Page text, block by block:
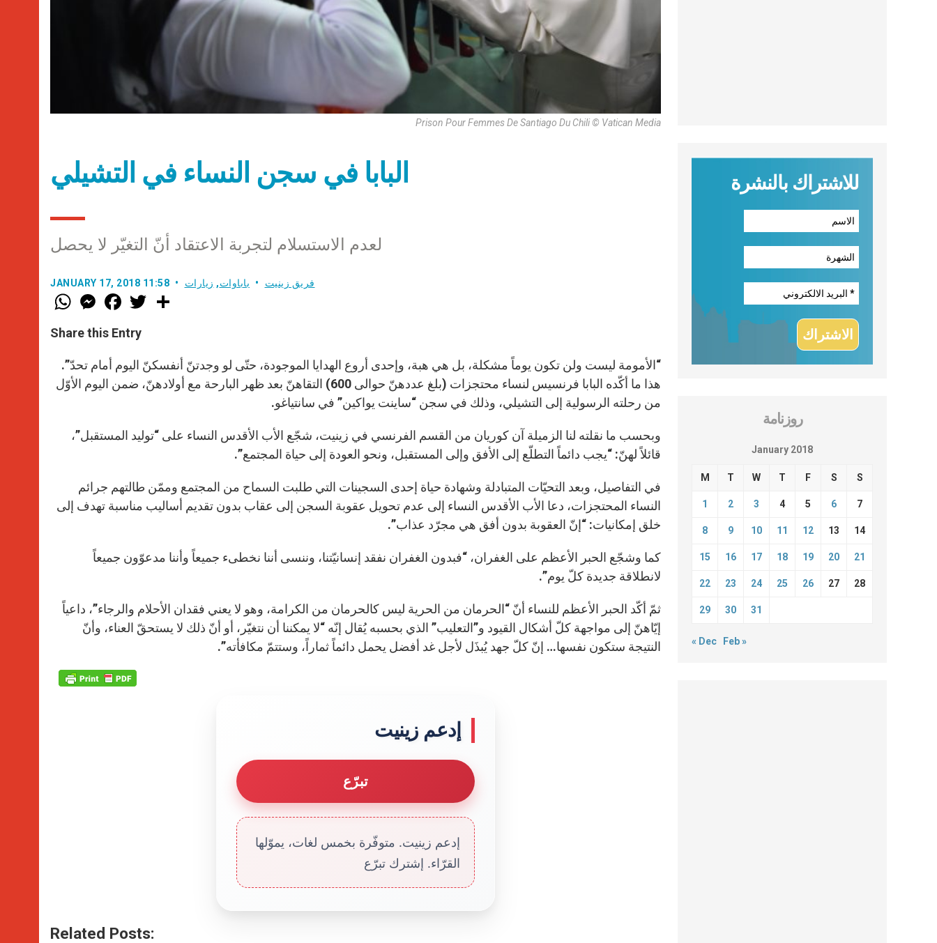
Prison Pour Femmes De Santiago Du Chili © Vatican Media
البابا في سجن النساء في التشيلي
لعدم الاستسلام لتجربة الاعتقاد أنّ التغيّر لا يحصل
JANUARY 17, 2018 11:58 فريق زينيت باباوات, زيارات
W
h
t
s
p
p
M
e
s
e
g
e
r
F
a
e
b
o
k
w
r
Share this Entry
“الأمومة ليست ولن تكون يوماً مشكلة، بل هي هبة، وإحدى أروع الهدايا الموجودة، حتّى لو وجدتنّ أنفسكنّ اليوم أمام تحدّ”.
هذا ما أكّده البابا فرنسيس لنساء محتجزات (بلغ عددهنّ حوالى 600) التقاهنّ بعد ظهر البارحة مع أولادهنّ، ضمن اليوم الأوّل
من رحلته الرسولية إلى التشيلي، وذلك في سجن “ساينت يواكين” في سانتياغو.
وبحسب ما نقلته لنا الزميلة آن كوريان من القسم الفرنسي في زينيت، شجّع الأب الأقدس النساء على “توليد المستقبل”،
قائلاً لهنّ: “يجب دائماً التطلّع إلى الأفق وإلى المستقبل، ونحو العودة إلى حياة المجتمع”.
في التفاصيل، وبعد التحيّات المتبادلة وشهادة حياة إحدى السجينات التي طلبت السماح من المجتمع وممّن طالتهم جرائم
النساء المحتجزات، دعا الأب الأقدس النساء إلى عدم تحويل عقوبة السجن إلى عقاب بدون تقديم أساليب مناسبة تهدف إلى
خلق إمكانيات: “إنّ العقوبة بدون أفق هي مجرّد عذاب”.
كما وشجّع الحبر الأعظم على الغفران، “فبدون الغفران نفقد إنسانيّتنا، وننسى أننا نخطىء جميعاً وأننا مدعوّون جميعاً
لانطلاقة جديدة كلّ يوم”.
ثمّ أكّد الحبر الأعظم للنساء أنّ “الحرمان من الحرية ليس كالحرمان من الكرامة، وهو لا يعني فقدان الأحلام والرجاء”، داعياً
إيّاهنّ إلى مواجهة كلّ أشكال القيود و”التعليب” الذي بحسبه يُقال إنّه “لا يمكننا أن نتغيّر، أو أنّ ذلك لا يستحقّ العناء، وأنّ
النتيجة ستكون نفسها… إنّ كلّ جهد يُبذَل لأجل غد أفضل يحمل دائماً ثماراً، وستتمّ مكافأته”.
إدعم زينيت
تبرّع
إدعم زينيت. متوفّرة بخمس لغات، يموّلها
القرّاء. إشترك تبرّع
Related Posts:
للاشتراك بالنشرة
روزنامة
January 2018
M T W T F S S
1 2 3 4 5 6 7
8 9 10 11 12 13 14
15 16 17 18 19 20 21
22 23 24 25 26 27 28
29 30 31
« Dec Feb »